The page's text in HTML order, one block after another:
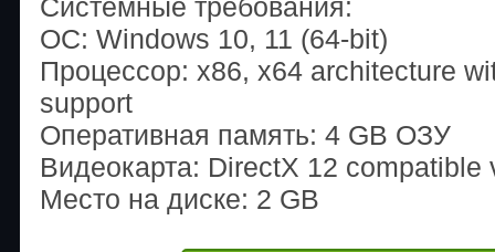
Системные требования:
ОС: Windows 10, 11 (64-bit)
Процессор: x86, x64 architecture
support
Оперативная память: 4 GB ОЗУ
Видеокарта: DirectX 12 compatible
Место на диске: 2 GB